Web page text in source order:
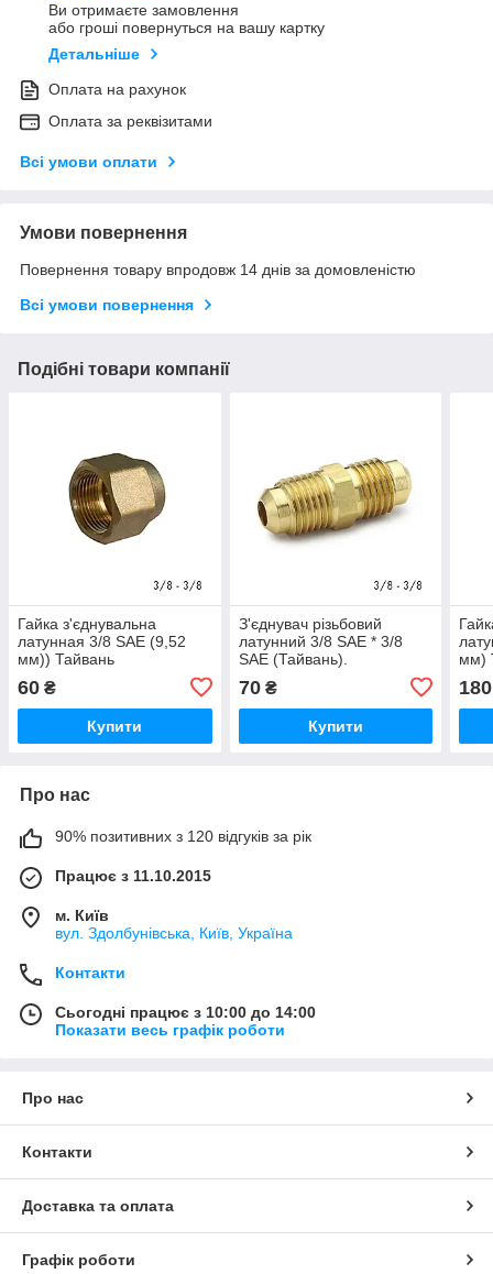
Ви отримаєте замовлення
або гроші повернуться на вашу картку
Детальніше
Оплата на рахунок
Оплата за реквізитами
Всі умови оплати
Умови повернення
Повернення товару впродовж 14 днів за домовленістю
Всі умови повернення
Подібні товари компанії
Гайка з'єднувальна
латунная 3/8 SAE (9,52
мм)) Тайвань
60 ₴
Купити
З'єднувач різьбовий
латунний 3/8 SAE * 3/8
SAE (Тайвань).
70₴
Купити
мм)
180
Про нас
90% позитивних з 120 відгуків за рік
Працює з 11.10.2015
м. Київ
вул. Здолбунівська, Київ, Україна
Контакти
Сьогодні працює з 10:00 до 14:00
Показати весь графік роботи
Про нас
Контакти
Доставка та оплата
Графік роботи